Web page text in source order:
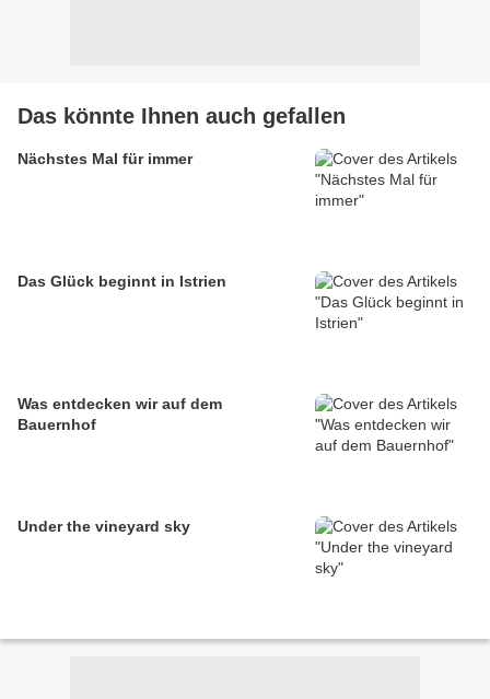
Das könnte Ihnen auch gefallen
Nächstes Mal für immer
Das Glück beginnt in Istrien
Was entdecken wir auf dem
Bauernhof
Under the vineyard sky